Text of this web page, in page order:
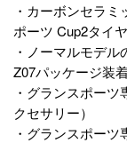
・カーボンセラ
ポーツ Cup2タイ
・ノーマルモデル
Z07パッケージ装
・グランスポー
クセサリー）
・グランスポー